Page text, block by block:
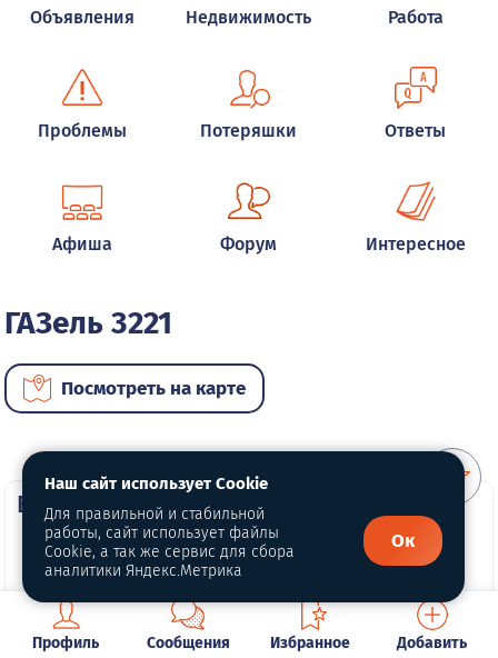
Объявления Недвижимость Работа
Проблемы Потеряшки Ответы
Афиша Форум Интересное
ГАЗель 3221
Посмотреть на карте
ВИП автомобили
Профиль Сообщения Избранное Добавить
Наш сайт использует Cookie
Для правильной и стабильной
работы, сайт использует файлы
Cookie, а так же сервис для сбора
аналитики Яндекс.Метрика
Ок